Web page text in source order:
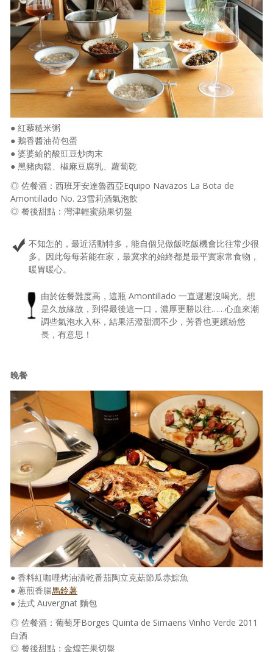
● 紅藜糙米粥
● 鵝香醬油荷包蛋
● 婆婆給的酸豇豆炒肉末
● 黑豬肉鬆、椒麻豆腐乳、蘿蔔乾
◎ 佐餐酒：西班牙安達魯西亞Equipo Navazos La Bota de
Amontillado No. 23雪莉酒氣泡飲
◎ 餐後甜點：灣津輕蜜蘋果切盤
不知怎的，最近活動特多，能自個兒做飯吃飯機會比往常少很
多。因此每每若能在家，最冀求的始終都是最平實家常食物，
暖胃暖心。
由於佐餐難度高，這瓶 Amontillado 一直遲遲沒喝光。想
是久放緣故，到得最後這一口，濃厚更勝以往……心血來潮
調些氣泡水入杯，結果活潑甜潤不少，芳香也更繽紛悠
長，有意思！
晚餐
● 香料紅咖哩烤油漬乾番茄陶立克菇節瓜赤鯮魚
● 蔥煎香腸馬鈴薯
● 法式 Auvergnat 麵包
◎ 佐餐酒：葡萄牙Borges Quinta de Simaens Vinho Verde 2011
白酒
◎ 餐後甜點：金煌芒果切盤